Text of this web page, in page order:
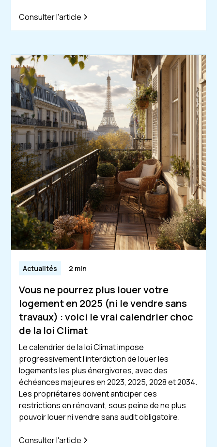
Consulter l'article
Actualités 2 min
Vous ne pourrez plus louer votre
logement en 2025 (ni le vendre sans
travaux) : voici le vrai calendrier choc
de la loi Climat
Le calendrier de la loi Climat impose
progressivement l’interdiction de louer les
logements les plus énergivores, avec des
échéances majeures en 2023, 2025, 2028 et 2034.
Les propriétaires doivent anticiper ces
restrictions en rénovant, sous peine de ne plus
pouvoir louer ni vendre sans audit obligatoire.
Consulter l'article